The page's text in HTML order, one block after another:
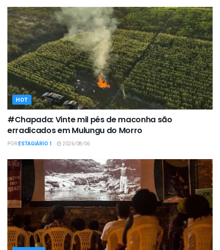
HOT
#Chapada: Vinte mil pés de maconha são
erradicados em Mulungu do Morro
PORESTAGIÁRIO 1 2026/08/06